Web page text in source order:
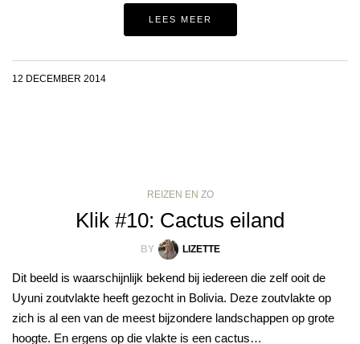
LEES MEER
12 DECEMBER 2014
REIZEN EN ZO
Klik #10: Cactus eiland
BY LIZETTE
Dit beeld is waarschijnlijk bekend bij iedereen die zelf ooit de
Uyuni zoutvlakte heeft gezocht in Bolivia. Deze zoutvlakte op
zich is al een van de meest bijzondere landschappen op grote
hoogte. En ergens op die vlakte is een cactus…